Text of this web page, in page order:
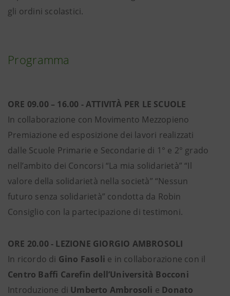
gli ordini scolastici.
Programma
ORE 09.00 – 16.00 - ATTIVITÀ PER LE SCUOLE
In collaborazione con Movimento Mezzopieno
Premiazione ed esposizione dei lavori realizzati
dalle Scuole Primarie e Secondarie di 1° e 2° grado
nell’ambito dei Concorsi “La mia solidarietà” “Il
valore della solidarietà nella società” “Nessun
futuro senza solidarietà” condotta da Robin
Consiglio con la partecipazione di testimoni.
ORE 20.00 - LEZIONE GIORGIO AMBROSOLI
In ricordo di Gino Fasoli e in collaborazione con il
Centro Baffi Carefin dell’Università Bocconi
Introduzione di Umberto Ambrosoli e Donato